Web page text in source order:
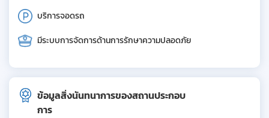
บริการจอดรถ
มีระบบการจัดการด้านการรักษาความปลอดภัย
ข้อมูลสิ่งนันทนาการของสถานประกอบ
การ